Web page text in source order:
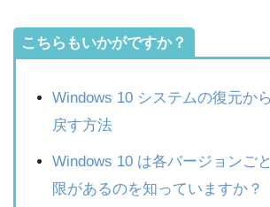
こちらもいかがですか？
Windows 10 システムの復元か
戻す方法
Windows 10 は各バージョンご
限があるのを知っていますか？